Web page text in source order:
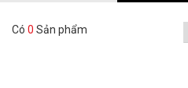
Có 0 Sản phẩm